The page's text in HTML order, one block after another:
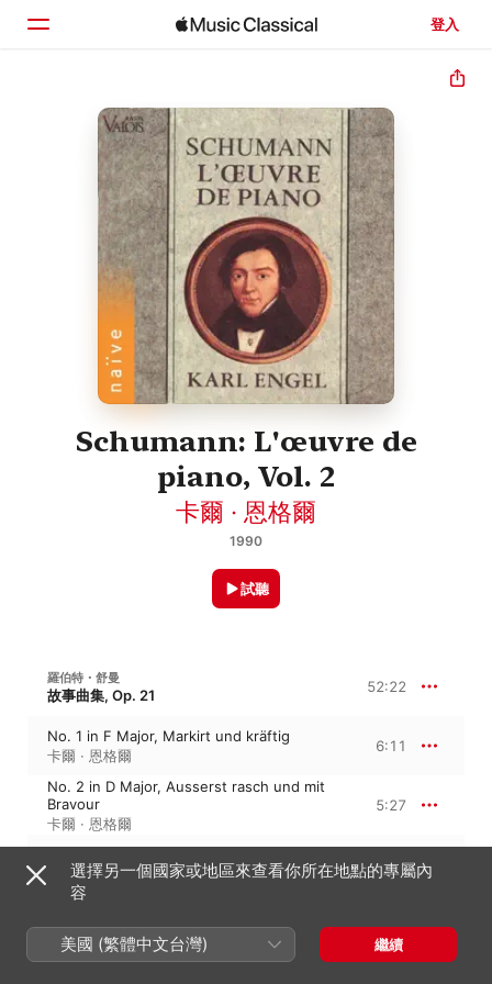
登入
首頁
瀏覽
搜尋
Schumann: L'œuvre de
piano, Vol. 2
卡爾 · 恩格爾
1990
試聽
羅伯特・舒曼
故事曲集, Op. 21 52:22
No. 1 in F Major, Markirt und kräftig
卡爾 · 恩格爾
6:11
No. 2 in D Major, Ausserst rasch und mit
Bravour
卡爾 · 恩格爾
5:27
卡爾 · 恩格爾
5:28
卡爾 · 恩格爾
3:23
選擇另一個國家或地區來查看你所在地點的專屬內
容
美國 (繁體中文台灣) 繼續